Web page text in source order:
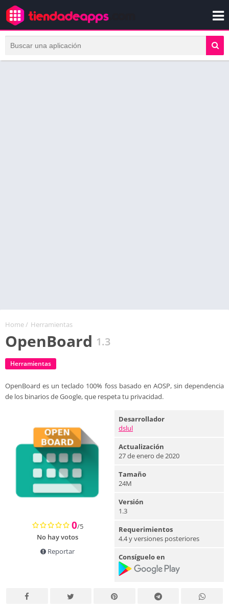
Home/ Herramientas
OpenBoard 1.3
Herramientas
OpenBoard es un teclado 100% foss basado en AOSP, sin dependencia
de los binarios de Google, que respeta tu privacidad.
0/5
No hay votos
Reportar
Desarrollador
dslul
Actualización
27 de enero de 2020
Tamaño
24M
Versión
1.3
Requerimientos
4.4 y versiones posteriores
Consíguelo en